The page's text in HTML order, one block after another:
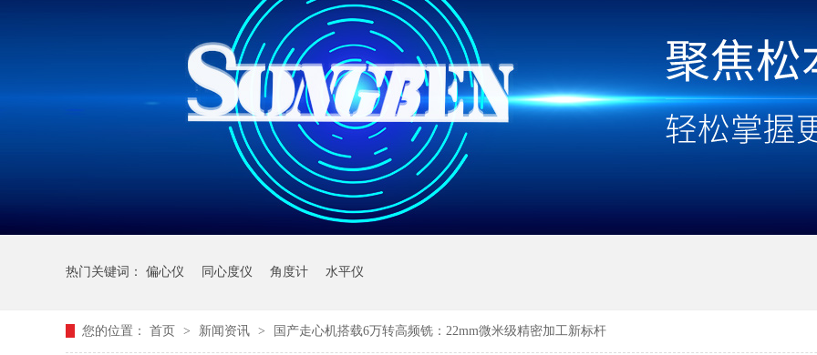
热门关键词： 偏心仪 同心度仪 角度计 水平仪
您的位置： 首页 > 新闻资讯 > 国产走心机搭载6万转高频铣：22mm微米级精密加工新标杆